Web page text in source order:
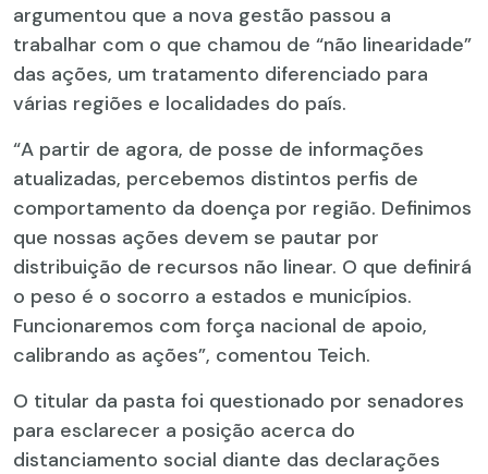
argumentou que a nova gestão passou a
trabalhar com o que chamou de “não linearidade”
das ações, um tratamento diferenciado para
várias regiões e localidades do país.
“A partir de agora, de posse de informações
atualizadas, percebemos distintos perfis de
comportamento da doença por região. Definimos
que nossas ações devem se pautar por
distribuição de recursos não linear. O que definirá
o peso é o socorro a estados e municípios.
Funcionaremos com força nacional de apoio,
calibrando as ações”, comentou Teich.
O titular da pasta foi questionado por senadores
para esclarecer a posição acerca do
distanciamento social diante das declarações